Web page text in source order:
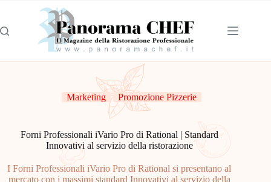
Marketing Promozione Pizzerie
Forni Professionali iVario Pro di Rational | Standard
Innovativi al servizio della ristorazione
I Forni Professionali iVario Pro di Rational si presentano al
mercato con i massimi standard Innovativi al servizio della